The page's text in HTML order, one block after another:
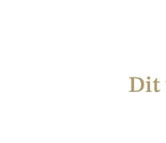
Dit